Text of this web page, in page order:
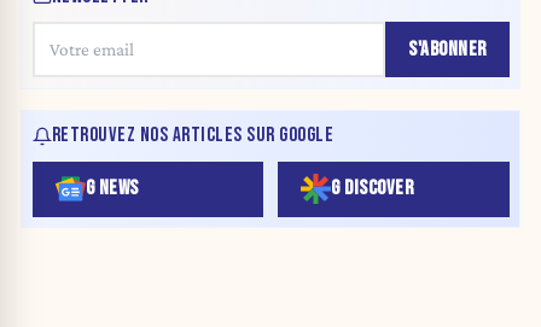
S'ABONNER
RETROUVEZ NOS ARTICLES SUR GOOGLE
G NEWS G DISCOVER